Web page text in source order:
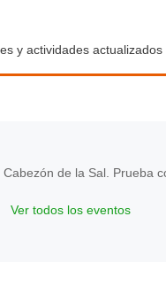
y actividades actualizados
de la Sal. Prueba
Ver todos los eventos